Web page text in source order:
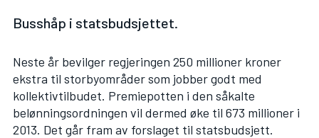
Busshåp i statsbudsjettet.
Neste år bevilger regjeringen 250 millioner kroner
ekstra til storbyområder som jobber godt med
kollektivtilbudet. Premiepotten i den såkalte
belønningsordningen vil dermed øke til 673 millioner i
2013. Det går fram av forslaget til statsbudsjett.